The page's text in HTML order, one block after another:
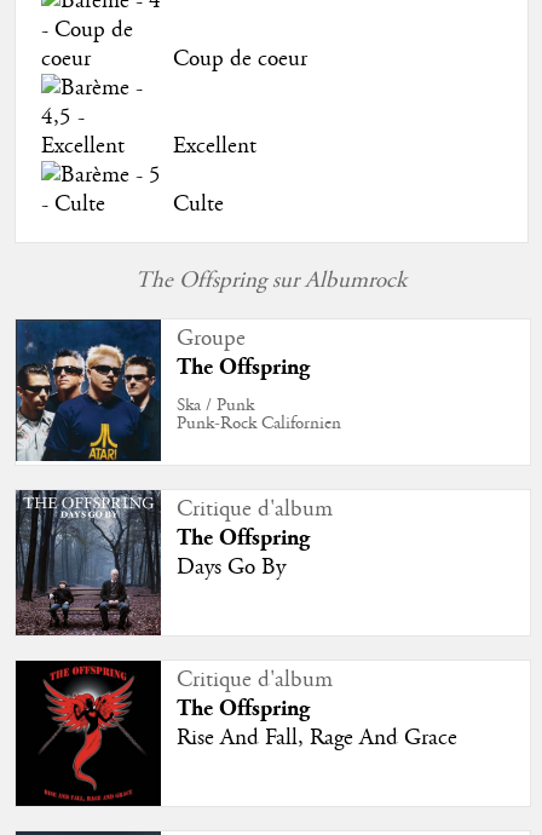
Coup de coeur
Excellent
Culte
The Offspring sur Albumrock
Groupe
The Offspring
Ska / Punk
Punk-Rock Californien
Critique d'album
The Offspring
Days Go By
Critique d'album
The Offspring
Rise And Fall, Rage And Grace